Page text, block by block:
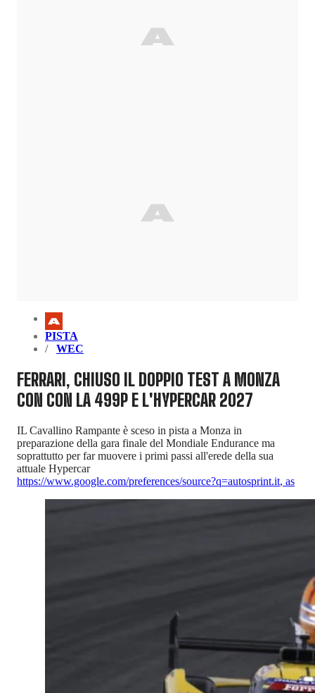
PISTA
WEC
FERRARI, CHIUSO IL DOPPIO TEST A MONZA
CON CON LA 499P E L'HYPERCAR 2027
IL Cavallino Rampante è sceso in pista a Monza in
preparazione della gara finale del Mondiale Endurance ma
soprattutto per far muovere i primi passi all'erede della sua
attuale Hypercar
https://www.google.com/preferences/source?q=autosprint.it, as